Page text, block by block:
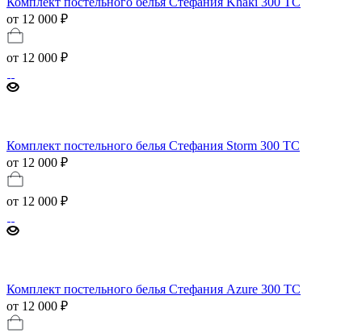
от 12 000 ₽
от 12 000 ₽
Комплект постельного белья Стефания Storm 300 ТС
от 12 000 ₽
от 12 000 ₽
Комплект постельного белья Стефания Azure 300 ТС
от 12 000 ₽